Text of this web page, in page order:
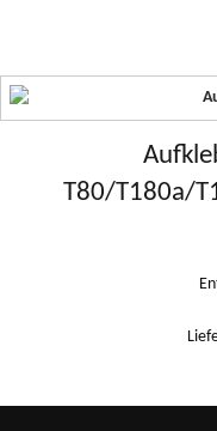
T80/T180a/